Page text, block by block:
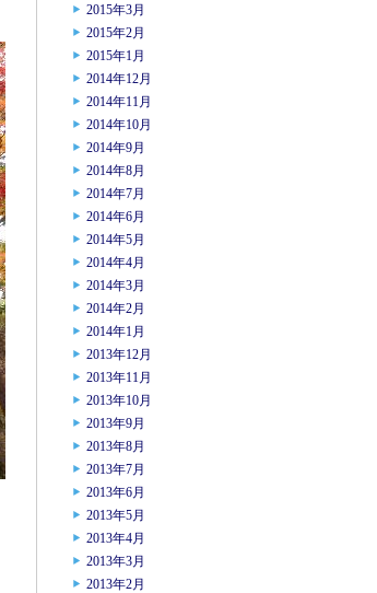
2015年3月
2015年2月
2015年1月
2014年12月
2014年11月
2014年10月
2014年9月
2014年8月
2014年7月
2014年6月
2014年5月
2014年4月
2014年3月
2014年2月
2014年1月
2013年12月
2013年11月
2013年10月
2013年9月
2013年8月
2013年7月
2013年6月
2013年5月
2013年4月
2013年3月
2013年2月